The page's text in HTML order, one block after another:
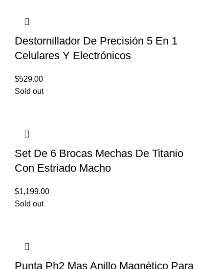
Destornillador De Precisión 5 En 1
Celulares Y Electrónicos
$529.00
Sold out
Set De 6 Brocas Mechas De Titanio
Con Estriado Macho
$1,199.00
Sold out
Punta Ph2 Mas Anillo Magnético Para